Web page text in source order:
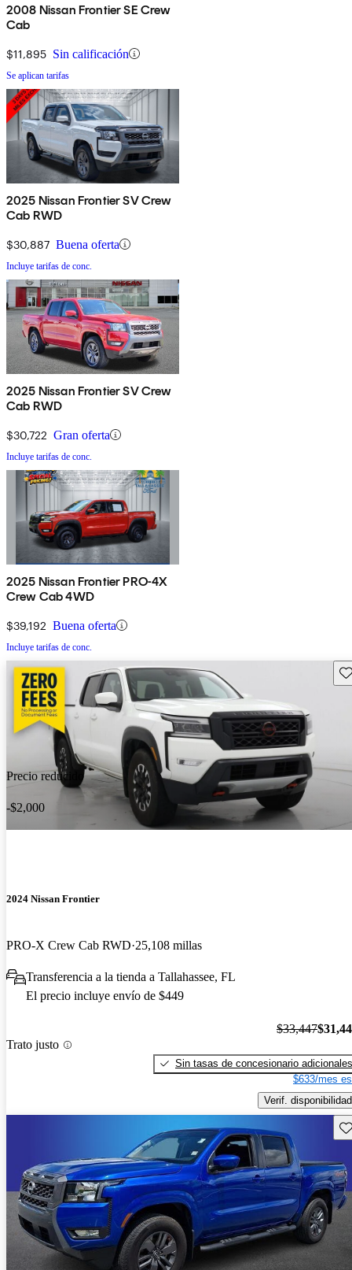
2008 Nissan Frontier SE Crew
Cab
$11,895 Sin calificación
Se aplican tarifas
2025 Nissan Frontier SV Crew
Cab RWD
$30,887 Buena oferta
Incluye tarifas de conc.
2025 Nissan Frontier SV Crew
Cab RWD
$30,722 Gran oferta
Incluye tarifas de conc.
2025 Nissan Frontier PRO-4X
Crew Cab 4WD
$39,192 Buena oferta
Incluye tarifas de conc.
Precio reducido
-$2,000
2024 Nissan Frontier
PRO-X Crew Cab RWD 25,108 millas
Transferencia a la tienda a Tallahassee, FL
El precio incluye envío de $449
Trato justo
$33,447
Sin tasas de concesionario adicionales
$633/mes
Verif. disponibilidad